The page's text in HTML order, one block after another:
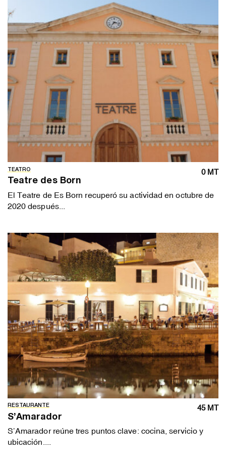
TEATRO 0 MT
Teatre des Born
El Teatre de Es Born recuperó su actividad en octubre de
2020 después...
RESTAURANTE 45 MT
S’Amarador
S’Amarador reúne tres puntos clave: cocina, servicio y
ubicación....